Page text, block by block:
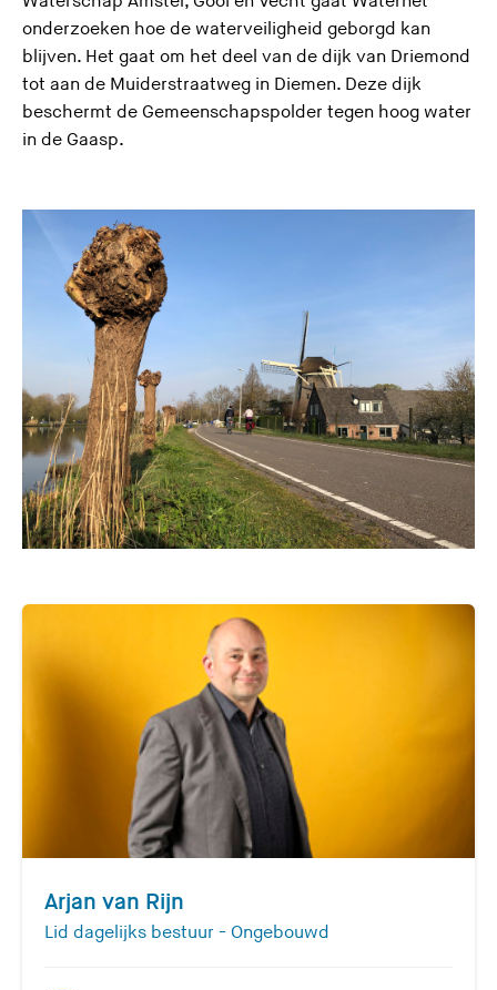
onderzoeken hoe de waterveiligheid geborgd kan
blijven. Het gaat om het deel van de dijk van Driemond
tot aan de Muiderstraatweg in Diemen. Deze dijk
beschermt de Gemeenschapspolder tegen hoog water
in de Gaasp.
Arjan van Rijn
Lid dagelijks bestuur - Ongebouwd